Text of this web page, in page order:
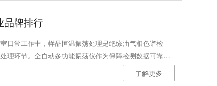
品牌排行
日常工作中，样品恒温振荡处理是绝缘油气相色谱检
理环节。全自动多功能振荡仪作为保障检测数据可靠性
用广度，是用户选型时关注的焦点。本文结合行业常见
多功能振荡仪的品牌及型号参考，帮助用户建立清晰的
了解更多